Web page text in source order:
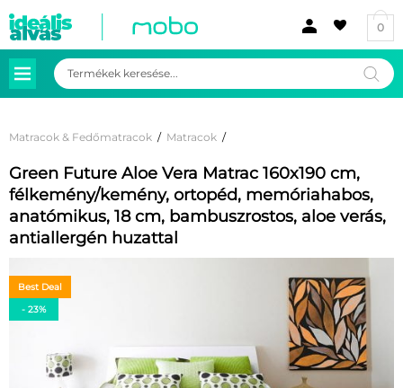
0
Products
search
Matracok & Fedőmatracok / Matracok /
Green Future Aloe Vera Matrac 160x190 cm,
félkemény/kemény, ortopéd, memóriahabos,
anatómikus, 18 cm, bambuszrostos, aloe verás,
antiallergén huzattal
Best Deal
- 23%